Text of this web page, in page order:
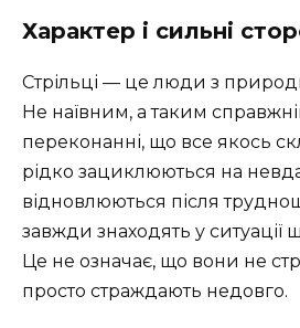
Характер і сильні
Стрільці — це люди з
Не наївним, а таким
переконанні, що все якось
рідко зациклюються на
відновлюються після
завжди знаходять у ситуації
Це не означає, що вони не
просто страждають недовго.